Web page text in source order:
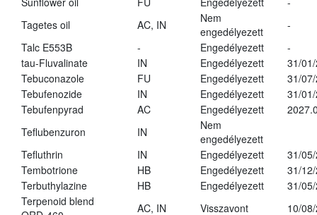
Tagetes oil
AC, IN
Nem
engedélyezett
-
Talc E553B
- Engedélyezett
-
tau-Fluvalinate
IN Engedélyezett
31/
Tebuconazole
FU Engedélyezett
31/
Tebufenozide
IN Engedélyezett
31/
Tebufenpyrad
AC Engedélyezett
Teflubenzuron
IN
Nem
engedélyezett
Tefluthrin
IN Engedélyezett
31/
Tembotrione
HB Engedélyezett
31/
Terbuthylazine
HB Engedélyezett
31/
Terpenoid blend
AC, IN Visszavont
10/